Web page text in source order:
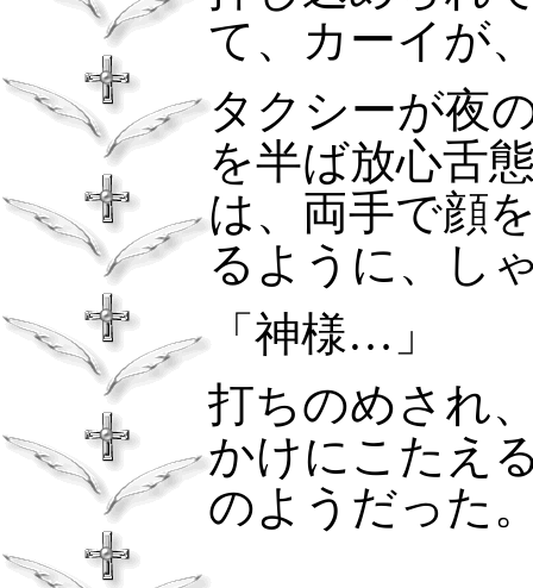
て、カーイが
タクシーが夜
を半ば放心舌
は、両手で顔
るように、し
「神様…」
打ちのめされ
かけにこたえ
のようだった